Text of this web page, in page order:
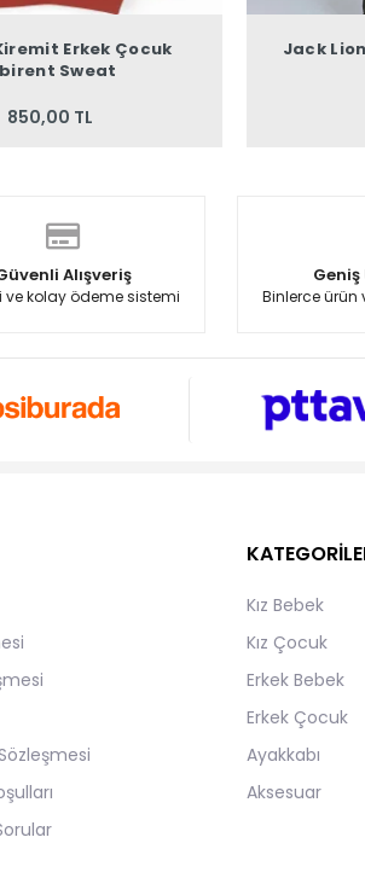
Erkek Çocuk
Sweat
850,00 TL
Jack
Alışveriş
ve kolay ödeme sistemi
Geniş
Binlerce
Kız Bebek
Kız Çocuk
Erkek Bebek
Erkek Çocuk
Ayakkabı
Aksesuar